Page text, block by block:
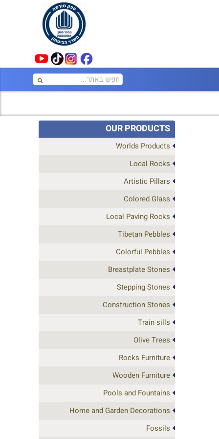
OUR PRODUCTS
Worlds Products
Local Rocks
Artistic Pillars
Colored Glass
Local Paving Rocks
Tibetan Pebbles
Colorful Pebbles
Breastplate Stones
Stepping Stones
Construction Stones
Train sills
Olive Trees
Rocks Furniture
Wooden Furniture
Pools and Fountains
Home and Garden Decorations
Fossils